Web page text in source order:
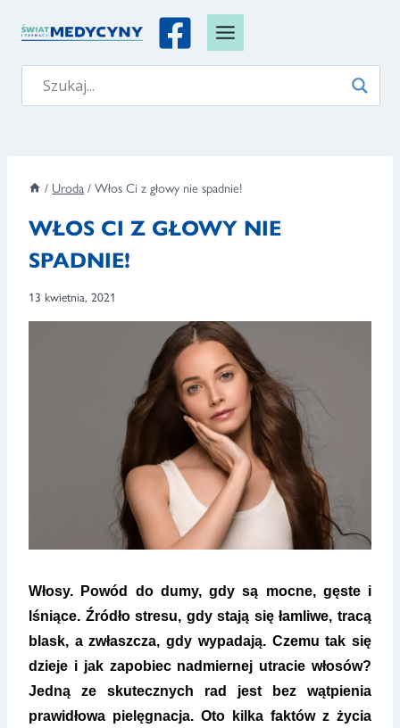
/ Uroda / Włos Ci z głowy nie spadnie!
WŁOS CI Z GŁOWY NIE
SPADNIE!
13 kwietnia, 2021
Włosy. Powód do dumy, gdy są mocne, gęste i
lśniące. Źródło stresu, gdy stają się łamliwe, tracą
blask, a zwłaszcza, gdy wypadają. Czemu tak się
dzieje i jak zapobiec nadmiernej utracie włosów?
Jedną ze skutecznych rad jest bez wątpienia
prawidłowa pielęgnacja. Oto kilka faktów z życia